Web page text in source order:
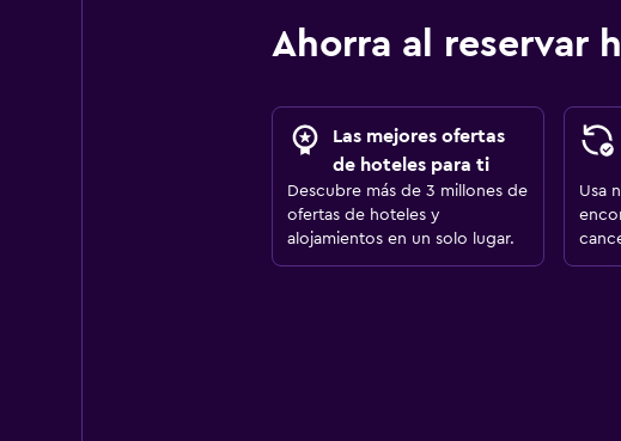
Ahorra al reservar
Las mejores ofertas
de hoteles para ti
Descubre más de 3 millones de
ofertas de hoteles y
alojamientos en un solo lugar.
Usa